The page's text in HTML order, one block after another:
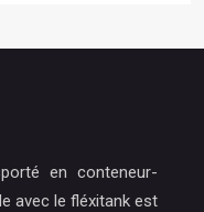
en conteneur-
avec le fléxitank est